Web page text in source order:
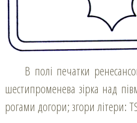
В полі печатки ренесансовий щит, на якому
шестипроменева зірка над
рогами догори; згори літери: